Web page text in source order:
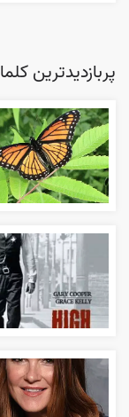
پربازدیدترین